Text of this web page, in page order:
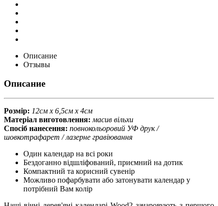
Описание
Отзывы
Описание
Розмір: 12см х 6,5см х 4см
Матеріал виготовлення: масив вільхи
Спосіб нанесення: повнокольоровий УФ друк /
шовкотрафарет / лазерне гравіювання
Один календар на всі роки
Бездоганно відшліфований, приємний на дотик
Компактний та корисний сувенір
Можливо пофарбувати або затонувати календар у
потрібний Вам колір